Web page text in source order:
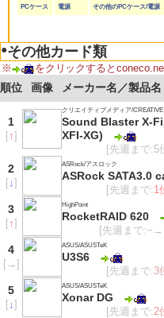
PCケース 電源 その他のPCケース/電源
●その他カード類
※ をクリックすると
順位 画像 メーカー名／製品名
1
[↑]
クリエイティブメディア/CREATIVE
Sound Blaster X-
XFI-XG)
[先週まで
2
[↓]
ASRock/アスロック
ASRock SATA3.0
[先週まで:1
3
[↑]
HighPoint
RocketRAID 620
[先週まで
4
[→ ]
ASUS/ASUSTeK
U3S6
[先週まで:3
5
[↓]
ASUS/ASUSTeK
Xonar DG
[先週まで:2